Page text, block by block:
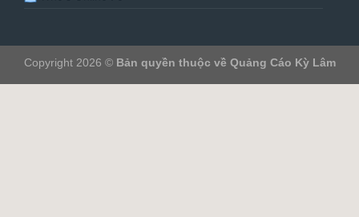
Copyright 2026 © Bản quyền thuộc về Quảng Cáo Kỳ Lâm